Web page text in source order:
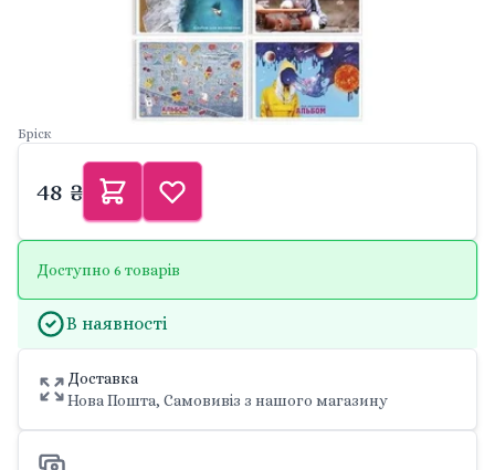
Бріск
48 ₴
Доступно 6 товарів
В наявності
Доставка
Нова Пошта, Самовивіз з нашого магазину